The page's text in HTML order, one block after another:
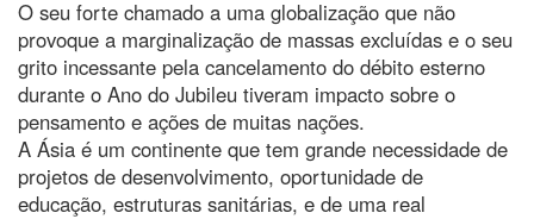
O seu forte chamado a uma globalização que não
provoque a marginalização de massas excluídas e o seu
grito incessante pela cancelamento do débito esterno
durante o Ano do Jubileu tiveram impacto sobre o
pensamento e ações de muitas nações.
A Ásia é um continente que tem grande necessidade de
projetos de desenvolvimento, oportunidade de
educação, estruturas sanitárias, e de uma real